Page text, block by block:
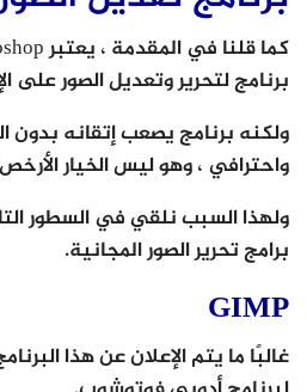
برنامج لتحرير وتعديل الصور على
ولكنه برنامج يصعب إتقانه
واحترافي ، وهو ليس الخيار
ولهذا السبب نلقي في السطور
برامج تحرير الصور المجانية.
GIMP
غالبًا ما يتم الإعلان عن هذا